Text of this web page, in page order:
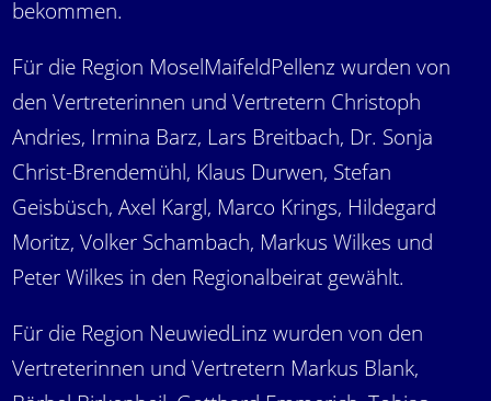
bekommen.
Für die Region MoselMaifeldPellenz wurden von
den Vertreterinnen und Vertretern Christoph
Andries, Irmina Barz, Lars Breitbach, Dr. Sonja
Christ-Brendemühl, Klaus Durwen, Stefan
Geisbüsch, Axel Kargl, Marco Krings, Hildegard
Moritz, Volker Schambach, Markus Wilkes und
Peter Wilkes in den Regionalbeirat gewählt.
Für die Region NeuwiedLinz wurden von den
Vertreterinnen und Vertretern Markus Blank,